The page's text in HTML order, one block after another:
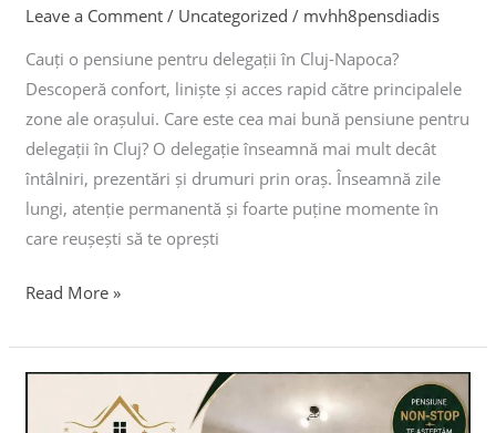
Leave a Comment / Uncategorized / mvhh8pensdiadis
Cauți o pensiune pentru delegații în Cluj-Napoca?
Descoperă confort, liniște și acces rapid către principalele
zone ale orașului. Care este cea mai bună pensiune pentru
delegații în Cluj? O delegație înseamnă mai mult decât
întâlniri, prezentări și drumuri prin oraș. Înseamnă zile
lungi, atenție permanentă și foarte puține momente în
care reușești să te oprești
Read More »